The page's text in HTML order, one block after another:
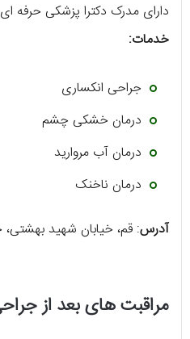
دارای مدرک دکترا پزشکی حرفه
خدمات:
جراحی انکساری
درمان خشکی چشم
درمان آب مروارید
درمان ناخنک
آدرس: قم، خیابان شهید بهشتی،
مراقبت های بعد از